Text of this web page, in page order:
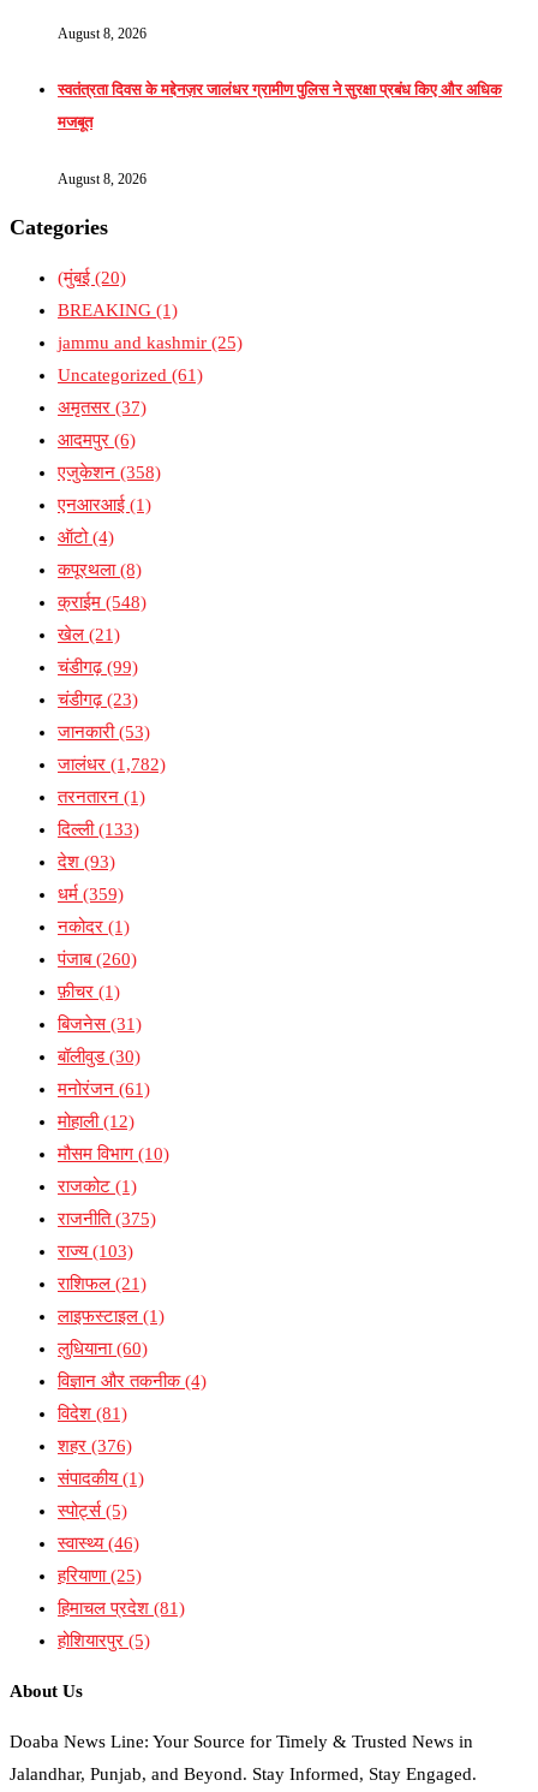
August 8, 2026
स्वतंत्रता दिवस के मद्देनज़र जालंधर ग्रामीण पुलिस ने सुरक्षा प्रबंध किए और अधिक
मजबूत
August 8, 2026
Categories
(मुंबई (20)
BREAKING (1)
jammu and kashmir (25)
Uncategorized (61)
अमृतसर (37)
आदमपुर (6)
एजुकेशन (358)
एनआरआई (1)
ऑटो(4)
कपूरथला(8)
क्राईम (548)
खेल (21)
चंडीगढ़(99)
चंडीगढ़(23)
जानकारी(53)
जालंधर (1,782)
तरनतारन (1)
दिल्ली(133)
देश (93)
धर्म (359)
नकोदर (1)
पंजाब(260)
फ़ीचर (1)
बिजनेस(31)
बॉलीवुड(30)
मनोरंजन (61)
मोहाली(12)
मौसम विभाग (10)
राजकोट (1)
राजनीति(375)
राज्य(103)
राशिफल (21)
लाइफस्टाइल (1)
लुधियाना(60)
विज्ञान और तकनीक(4)
विदेश (81)
शहर (376)
संपादकीय(1)
स्पोर्ट्स(5)
स्वास्थ्य(46)
हरियाणा(25)
हिमाचल प्रदेश (81)
होशियारपुर (5)
About Us
Doaba News Line: Your Source for Timely & Trusted News in
Jalandhar, Punjab, and Beyond. Stay Informed, Stay Engaged.